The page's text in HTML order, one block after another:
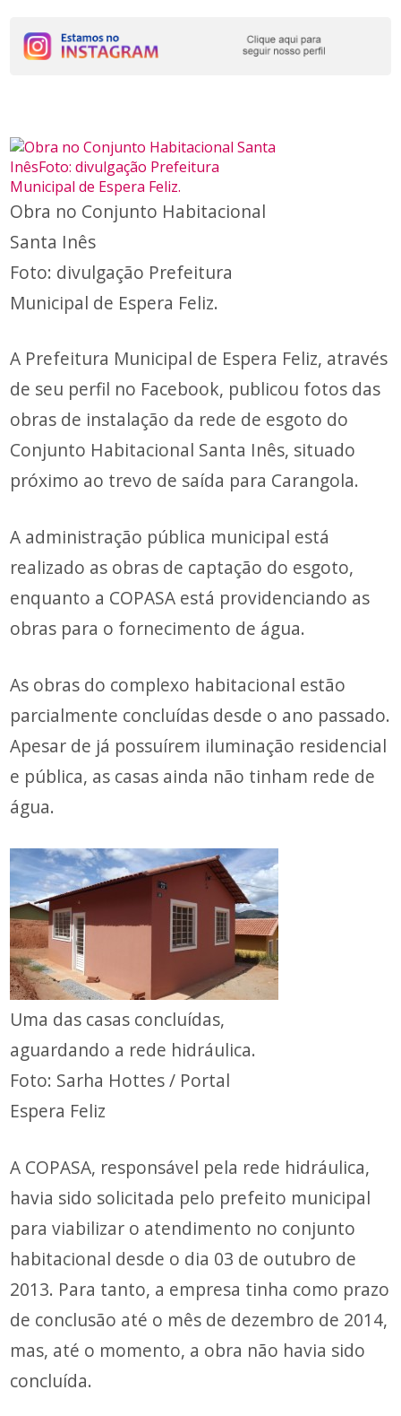
Obra no Conjunto Habitacional
Santa Inês
Foto: divulgação Prefeitura
Municipal de Espera Feliz.
A Prefeitura Municipal de Espera Feliz, através
de seu perfil no Facebook, publicou fotos das
obras de instalação da rede de esgoto do
Conjunto Habitacional Santa Inês, situado
próximo ao trevo de saída para Carangola.
A administração pública municipal está
realizado as obras de captação do esgoto,
enquanto a COPASA está providenciando as
obras para o fornecimento de água.
As obras do complexo habitacional estão
parcialmente concluídas desde o ano passado.
Apesar de já possuírem iluminação residencial
e pública, as casas ainda não tinham rede de
água.
Uma das casas concluídas,
aguardando a rede hidráulica.
Foto: Sarha Hottes / Portal
Espera Feliz
A COPASA, responsável pela rede hidráulica,
havia sido solicitada pelo prefeito municipal
para viabilizar o atendimento no conjunto
habitacional desde o dia 03 de outubro de
2013. Para tanto, a empresa tinha como prazo
de conclusão até o mês de dezembro de 2014,
mas, até o momento, a obra não havia sido
concluída.